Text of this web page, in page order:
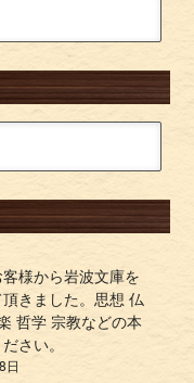
様から岩波文庫を
きました。思想 仏
哲学 宗教などの本
さい。
日